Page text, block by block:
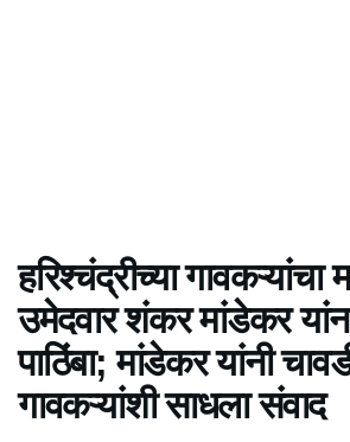
हरिश्चंद्रीच्या गावकऱ्यांचा
उमेदवार शंकर मांडेकर
पाठिंबा; मांडेकर यांनी
गावकऱ्यांशी साधला संवाद